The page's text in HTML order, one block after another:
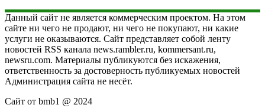
Данный сайт не является коммерческим проектом. На этом
сайте ни чего не продают, ни чего не покупают, ни какие
услуги не оказываются. Сайт представляет собой ленту
новостей RSS канала news.rambler.ru, kommersant.ru,
newsru.com. Материалы публикуются без искажения,
ответственность за достоверность публикуемых новостей
Администрация сайта не несёт.
Сайт от bmb1 @ 2024